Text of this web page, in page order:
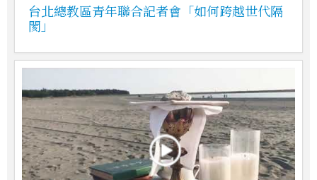
台北總教區青年聯合記者會「如何跨越世代隔
閡」